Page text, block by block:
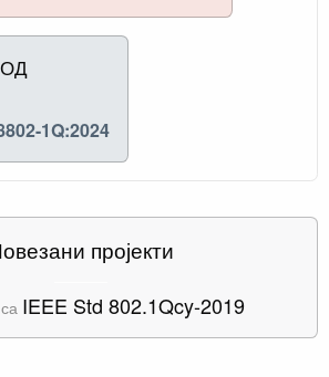
1Q:2024
пројекти
IEEE Std 802.1Qcy-2019